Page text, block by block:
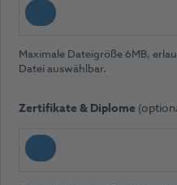
Maximale Dateigröße 6MB,
Datei auswählbar.
Zertifikate & Diplome